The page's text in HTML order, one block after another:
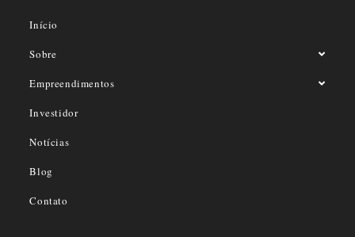
Início
Sobre
Empreendimentos
Investidor
Notícias
Blog
Contato